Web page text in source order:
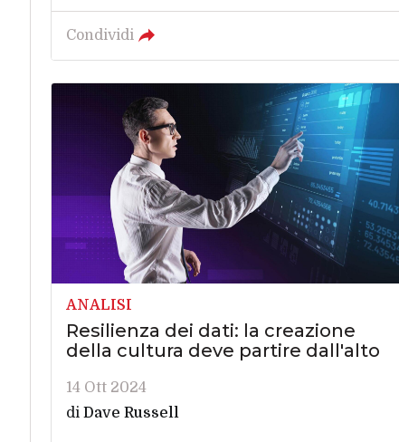
Condividi
ANALISI
Resilienza dei dati: la creazione
della cultura deve partire dall'alto
14 Ott 2024
di Dave Russell